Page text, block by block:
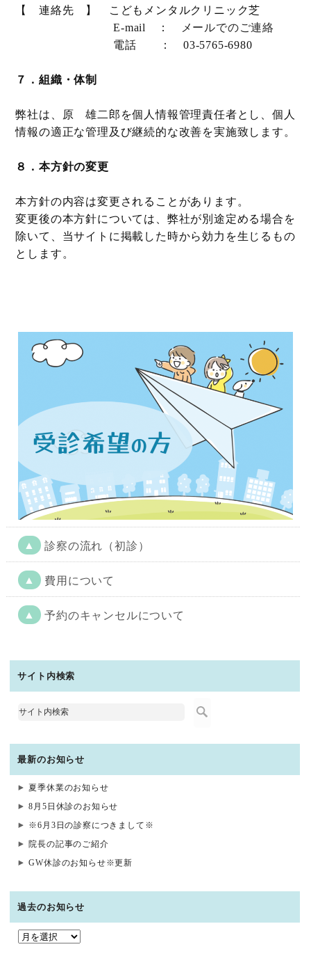
【 連絡先 】 こどもメンタルクリニック芝
E-mail ：
メールでのご連絡
電話 ： 03-5765-6980
７．組織・体制
弊社は、原 雄二郎を個人情報管理責任者とし、個人
情報の適正な管理及び継続的な改善を実施致します。
８．本方針の変更
本方針の内容は変更されることがあります。
変更後の本方針については、弊社が別途定める場合を
除いて、当サイトに掲載した時から効力を生じるもの
とします。
▲ 診察の流れ（初診）
▲ 費用について
▲ 予約のキャンセルについて
サイト内検索
最新のお知らせ
夏季休業のお知らせ
8月5日休診のお知らせ
※6月3日の診察につきまして※
院長の記事のご紹介
GW休診のお知らせ※更新
過去のお知らせ